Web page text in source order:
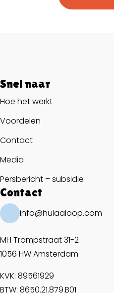
Snel naar
Hoe het werkt
Voordelen
Contact
Media
Persbericht – subsidie
Contact
info@hulaaloop.com
MH Trompstraat 31-2
1056 HW Amsterdam
KVK: 89561929
BTW: 8650.21.879.B01